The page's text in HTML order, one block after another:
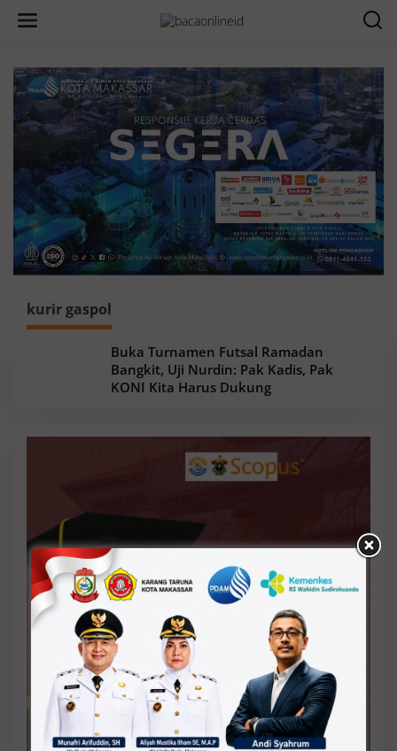
kurir gaspol
Buka Turnamen Futsal Ramadan
Bangkit, Uji Nurdin: Pak Kadis, Pak
KONI Kita Harus Dukung